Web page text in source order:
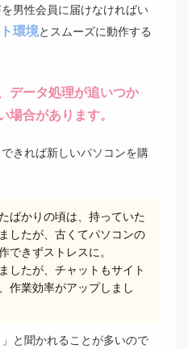
男性会員に届けなければい
環境とスムーズに動作する
データ処理が追いつか
合があります。
きれば新しいパソコンを購
ばかりの頃は、持っていた
したが、古くてパソコンの
できずストレスに。
したが、チャットもサイト
作業効率がアップしまし
と聞かれることが多いので